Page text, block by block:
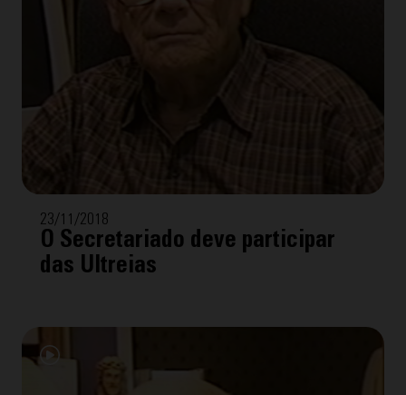
23/11/2018
O Secretariado deve participar
das Ultreias